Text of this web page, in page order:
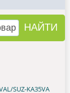
SUZ-KA35VA